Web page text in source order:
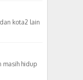
kota2 lain
masih hidup